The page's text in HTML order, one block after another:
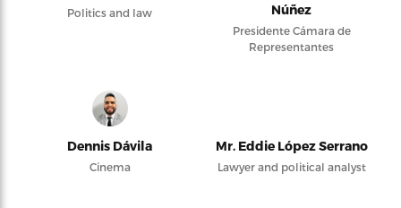
Politics and law Núñez
Presidente Cámara de
Representantes
Dennis Dávila
Cinema
Mr. Eddie López Serrano
Lawyer and political analyst